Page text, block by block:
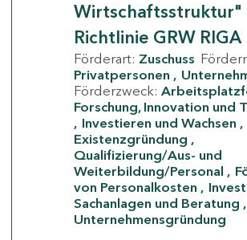
Wirtschaftsstruktur"
Richtlinie GRW RIGA
Förderart: Zuschuss
Privatpersonen
Förderzweck:
Forschung, Innovation und
Investieren und Wachsen
Existenzgründung
Qualifizierung/Aus- und
Weiterbildung/Personal
von Personalkosten
Sachanlagen und Beratung
Unternehmensgründung